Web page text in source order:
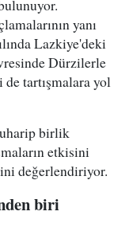
yanı
Lazkiye'deki
Dürzilerle
tartışmalara yol
birlik
etkisini
değerlendiriyor.
biri